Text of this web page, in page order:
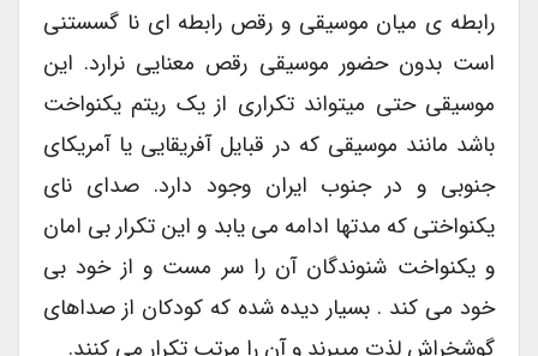
رابطه ی میان موسیقی و رقص رابطه ای نا گسستنی
است بدون حضور موسیقی رقص معنایی نرارد. این
موسیقی حتی میتواند تکراری از یک ریتم یکنواخت
باشد مانند موسیقی که در قبایل آفریقایی یا آمریکای
جنوبی و در جنوب ایران وجود دارد. صدای نای
یکنواختی که مدتها ادامه می یابد و این تکرار بی امان
و یکنواخت شنوندگان آن را سر مست و از خود بی
خود می کند . بسیار دیده شده که کودکان از صداهای
گوشخراش لذت میبرند و آن را مرتب تکرار می کنند.